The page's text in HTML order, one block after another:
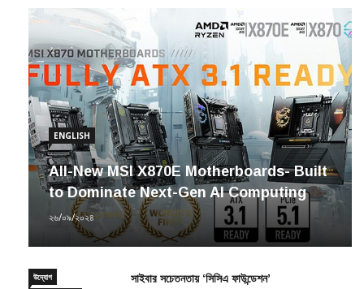
ENGLISH
All-New MSI X870E Motherboards- Built
to Dominate Next-Gen AI Computing
২৬/০৯/২০২৪
উদ্যোগ
সাইবার সচেতনতায় ‘সিসিএ ফাউন্ডেশন’